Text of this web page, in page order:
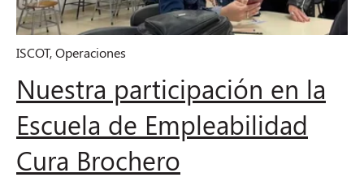
ISCOT,Operaciones
Nuestra participación en la
Escuela de Empleabilidad
Cura Brochero